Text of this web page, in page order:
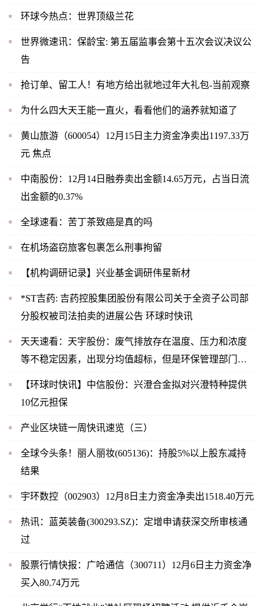
环球今热点：世界顶级兰花
世界微速讯：保龄宝: 第五届监事会第十五次会议决议公
告
抢订单、留工人！有地方给出就地过年大礼包-当前观察
为什么四大天王能一直火，看看他们的涵养就知道了
黄山旅游（600054）12月15日主力资金净卖出1197.33万
元 焦点
中南股份：12月14日融券卖出金额14.65万元，占当日流
出金额的0.37%
全球速看：苦丁茶致癌是真的吗
在机场盗窃旅客包裹怎么刑事拘留
【机构调研记录】兴业基金调研伟星新材
*ST吉药: 吉药控股集团股份有限公司关于全资子公司部
分股权被司法拍卖的进展公告 环球时快讯
天天速看：天宇股份：废气排放存在温度、压力和浓度
等不稳定因素，出现分均值超标，但是环保管理部门关
【环球时快讯】中信股份：兴澄合金拟对兴澄特种提供
10亿元担保
产业区块链一周快讯速览（三）
全球今头条！丽人丽妆(605136)：持股5%以上股东减持
结果
宇环数控（002903）12月8日主力资金净卖出1518.40万元
热讯：蓝英装备(300293.SZ)：定增申请获深交所审核通
过
股票行情快报：广哈通信（300711）12月6日主力资金净
买入80.74万元